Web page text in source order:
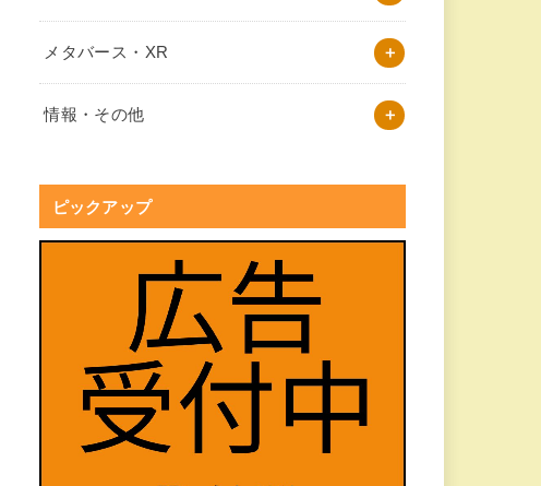
メタバース・XR
情報・その他
ピックアップ